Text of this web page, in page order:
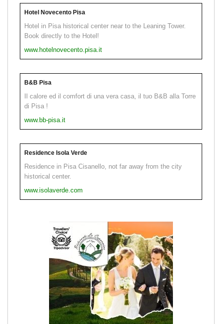
Hotel Novecento Pisa
Hotel in Pisa historical center near to the Leaning Tower.
Book directly to the Hotel!
www.hotelnovecento.pisa.it
B&B Pisa
Il calore ed il comfort di una vera casa, il tuo B&B alla Torre
di Pisa !
www.bb-pisa.it
Residence Isola Verde
Residence in Pisa Cisanello, not far away from the city
historical center.
www.isolaverde.com